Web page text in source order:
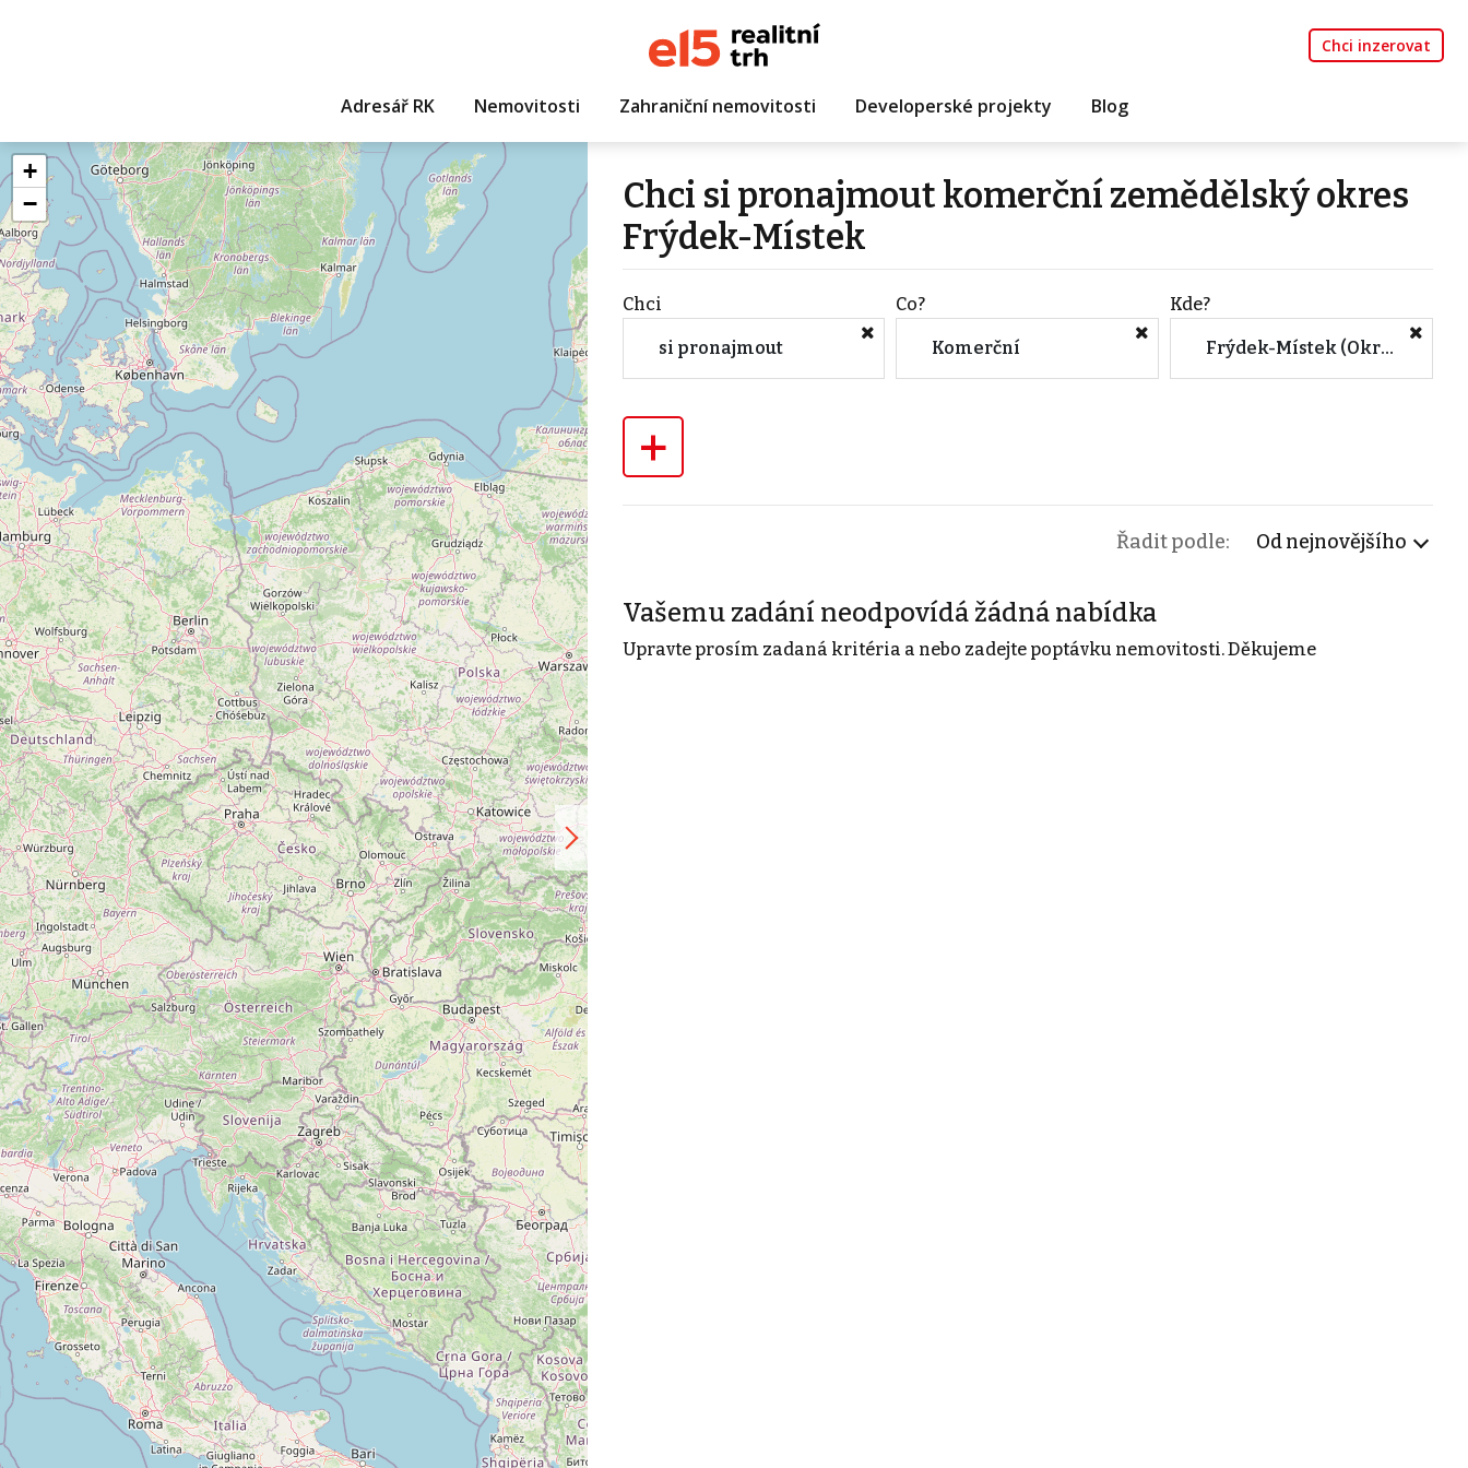
Chci inzerovat
Adresář RK Nemovitosti Zahraniční nemovitosti Developerské projekty Blog
+
−
Chci si pronajmout komerční zemědělský okres
Frýdek-Místek
Chci
si pronajmout
Co?
Komerční
Kde?
Frýdek-Místek (Okres, Moravskoslezský kraj)
+
Řadit podle: Od nejnovějšího
Vašemu zadání neodpovídá žádná nabídka
Upravte prosím zadaná kritéria a nebo zadejte poptávku nemovitosti. Děkujeme